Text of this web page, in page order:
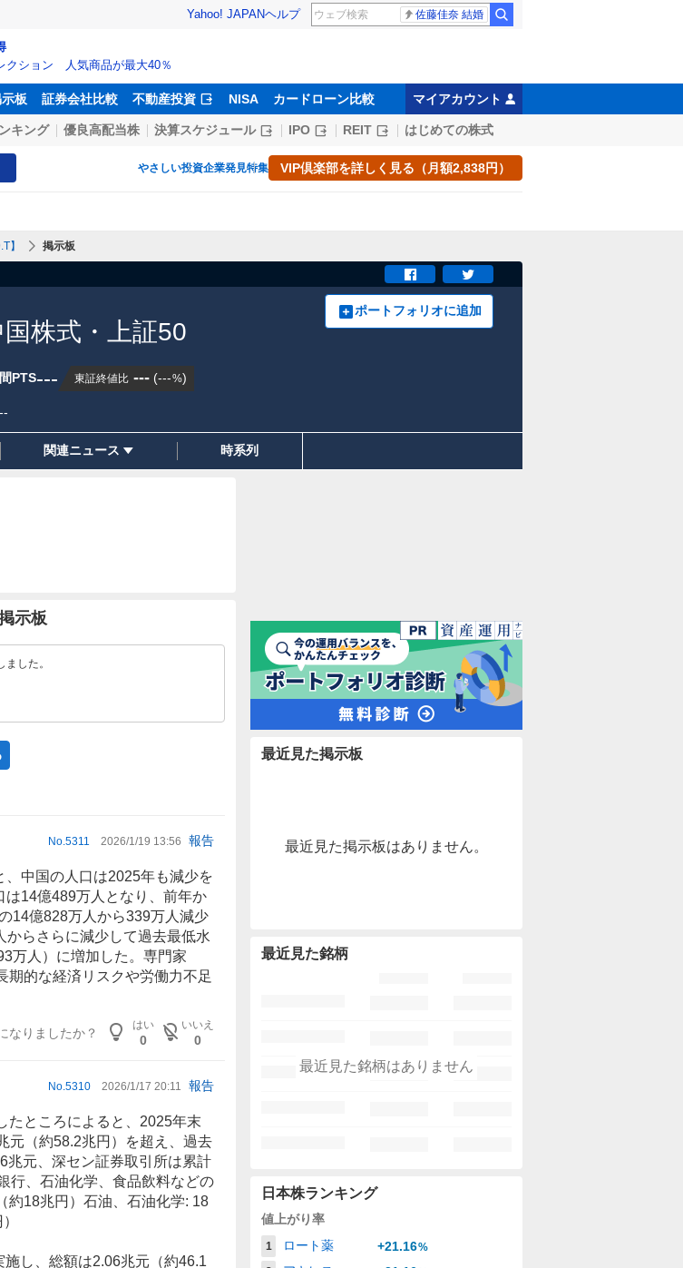
Yahoo! JAPANヘルプ 佐藤佳奈 結婚
クション 人気商品が最大40％
板 証券会社比較 不動産投資 NISA カードローン比較 マイアカウント
キング 優良高配当株 決算スケジュール IPO REIT はじめての株式
やさしい投資企業発見特集 VIP倶楽部を詳しく見る（月額2,838円）
】 掲示板
株式・上証50
ポートフォリオに追加
PTS--- 東証終値比 --- (---%)
関連ニュース 時系列
示板
した。
No. 5311 2026/1/19 13:56 報告
中国の人口は2025年も減少を
14億489万人となり、前年か
14億828万人から339万人減少
らさらに減少して過去最低水
万人）に増加した。専門家
期的な経済リスクや労働力不足
なりましたか？
はい
0
いいえ
0
No. 5310 2026/1/17 20:11 報告
たところによると、2025年末
元（約58.2兆円）を超え、過去
兆元、深セン証券取引所は累計
行 石油化学 、食品飲料などの
約18兆円）石油、石油化学: 18
し、総額は2.06兆元（約46.1
最近見た掲示板
最近見た掲示板はありません。
最近見た銘柄
最近見た銘柄はありません
日本株ランキング
値上がり率
1 ロート薬 +21.16%